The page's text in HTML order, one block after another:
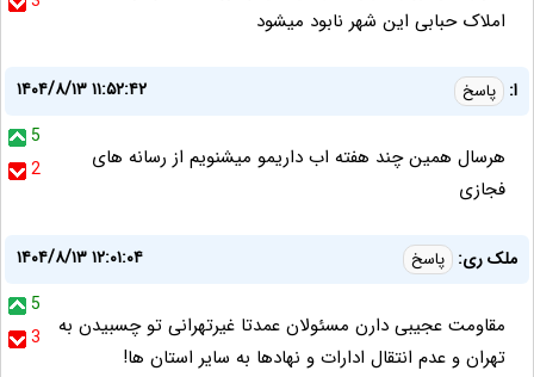
املاک حبابی این شهر نابود میشود
ا: پاسخ
۱۴۰۴/۸/۱۳ ۱۱:۵۲:۴۲
5
2
هرسال همین چند هفته اب داریمو میشنویم از رسانه های
فجازی
ملک ری: پاسخ
۱۴۰۴/۸/۱۳ ۱۲:۰۱:۰۴
5
3
مقاومت عجیبی دارن مسئولان عمدتا غیرتهرانی تو چسبیدن به
تهران و عدم انتقال ادارات و نهادها به سایر استان ها!